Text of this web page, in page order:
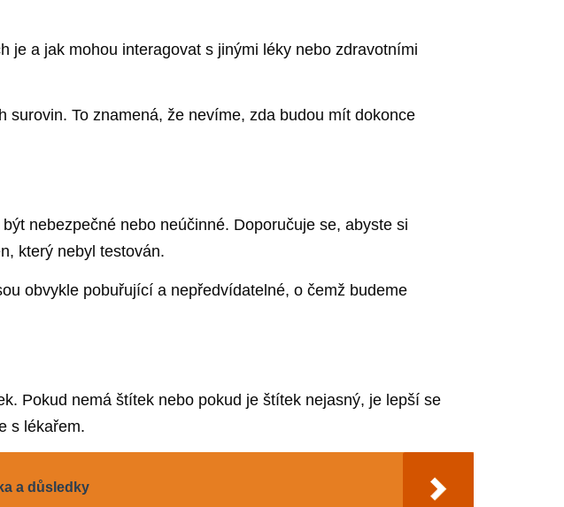
je a jak mohou interagovat s jinými léky nebo zdravotními
To znamená, že nevíme, zda budou mít dokonce
nebezpečné nebo neúčinné. Doporučuje se, abyste si
který nebyl testován.
obvykle pobuřující a nepředvídatelné, o čemž budeme
Pokud nemá štítek nebo pokud je štítek nejasný, je lepší se
s lékařem.
a důsledky